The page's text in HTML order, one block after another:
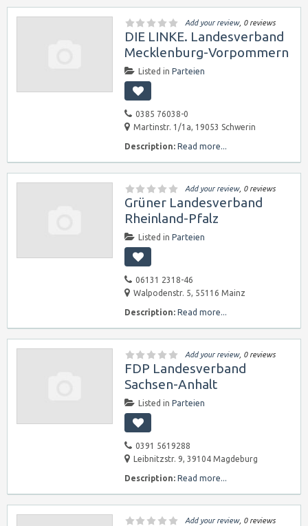
Add your review, 0 reviews
DIE LINKE. Landesverband
Mecklenburg-Vorpommern
Listed in Parteien
0385 76038-0
Martinstr. 1/1a, 19053 Schwerin
Description: Read more...
Add your review, 0 reviews
Grüner Landesverband
Rheinland-Pfalz
Listed in Parteien
06131 2318-46
Walpodenstr. 5, 55116 Mainz
Description: Read more...
Add your review, 0 reviews
FDP Landesverband
Sachsen-Anhalt
Listed in Parteien
0391 5619288
Leibnitzstr. 9, 39104 Magdeburg
Description: Read more...
Add your review, 0 reviews